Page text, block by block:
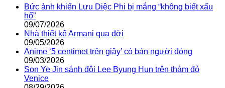
Bức ảnh khiến Lưu Diệc Phi bị mắng “không biết xấu
hổ”
09/07/2026
Nhà thiết kế Armani qua đời
09/05/2026
Anime ‘5 centimet trên giây’ có bản người đóng
09/03/2026
Son Ye Jin sánh đôi Lee Byung Hun trên thảm đỏ
Venice